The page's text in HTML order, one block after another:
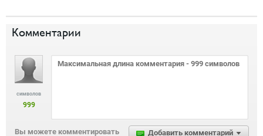
Комментарии
символов
999
Добавить комментарий
Вы можете комментировать